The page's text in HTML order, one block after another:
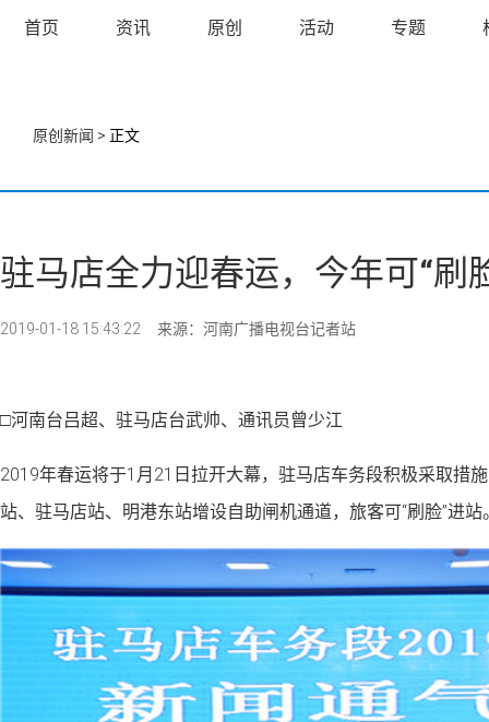
首页 资讯 原创 活动 专题
原创新闻 > 正文
驻马店全力迎春运，今年可“刷
2019-01-18 15:43:22 来源：河南广播电视台记者站
□河南台吕超、驻马店台武帅、通讯员曾少江
2019年春运将于1月21日拉开大幕，驻马店车务段积极采取措
站、驻马店站、明港东站增设自助闸机通道，旅客可“刷脸”进站